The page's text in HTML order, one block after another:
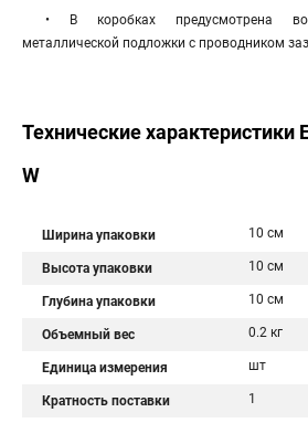
• В коробках предусмотрена
металлической подложки с проводником
Технические характеристики
W
Ширина упаковки 10 см
Высота упаковки 10 см
Глубина упаковки 10 см
Объемный вес 0.2 кг
Единица измерения шт
Кратность поставки 1